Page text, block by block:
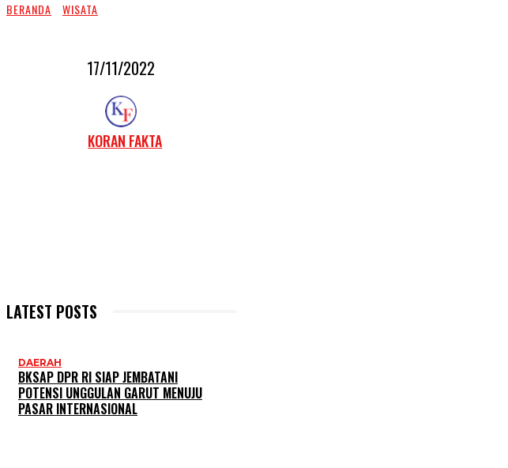
BERANDA WISATA
17/11/2022
KORAN FAKTA
LATEST POSTS
DAERAH
BKSAP DPR RI SIAP JEMBATANI
POTENSI UNGGULAN GARUT MENUJU
PASAR INTERNASIONAL